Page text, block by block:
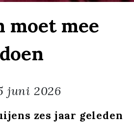
moet mee
juni 2026
zes jaar geleden